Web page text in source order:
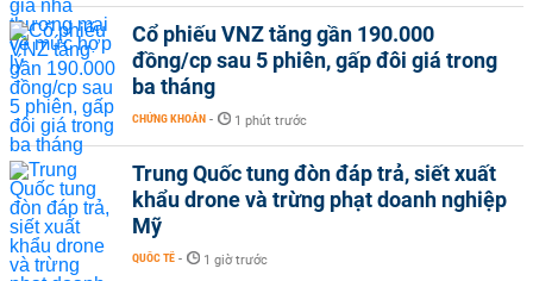
Cổ phiếu VNZ tăng gần 190.000
đồng/cp sau 5 phiên, gấp đôi giá trong
ba tháng
CHỨNG KHOÁN - 1 phút trước
Trung Quốc tung đòn đáp trả, siết xuất
khẩu drone và trừng phạt doanh nghiệp
Mỹ
QUỐC TẾ - 1 giờ trước